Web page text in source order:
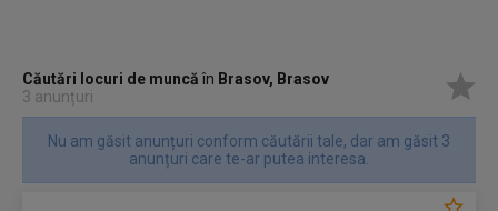
Căutări locuri de muncăîn Brasov, Brasov
3 anunțuri
Nu am găsit anunțuri conform căutării tale, dar am găsit 3
anunțuri care te-ar putea interesa.